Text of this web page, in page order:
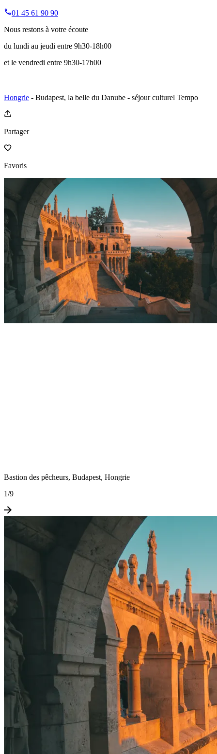
01 45 61 90 90
Nous restons à votre écoute
du lundi au jeudi entre 9h30-18h00
et le vendredi entre 9h30-17h00
Hongrie - Budapest, la belle du Danube - séjour culturel Tempo
Partager
Favoris
Bastion des pêcheurs, Budapest, Hongrie
1/9